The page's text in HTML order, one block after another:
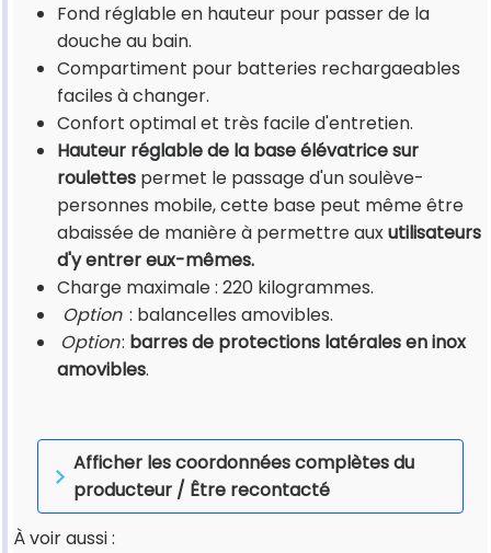
Fond réglable en hauteur pour passer de la
douche au bain.
Compartiment pour batteries rechargaeables
faciles à changer.
Confort optimal et très facile d'entretien.
Hauteur réglable de la base élévatrice sur
roulettes permet le passage d'un soulève-
personnes mobile, cette base peut même être
abaissée de manière à permettre auxutilisateurs
d'y entrer eux-mêmes.
Charge maximale : 220 kilogrammes.
Option : balancelles amovibles.
Option: barres de protections latérales en inox
amovibles.
Afficher les coordonnées complètes du
producteur / Être recontacté
À voir aussi :